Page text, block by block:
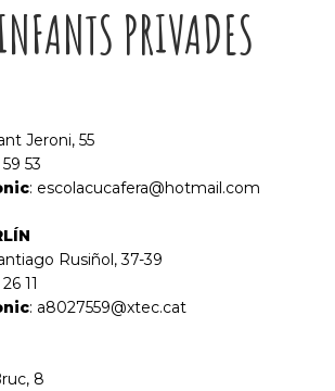
PRIVADES
Jeroni, 55
53
: escolacucafera@hotmail.com
Rusiñol, 37-39
11
: a8027559@xtec.cat
8